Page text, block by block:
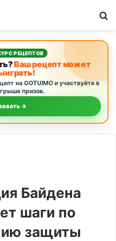
РЕЦЕПТОВ
Ваш рецепт может
на GOTUIMO и участвуйте в
призов.
→
Байдена
шаги по
защиты